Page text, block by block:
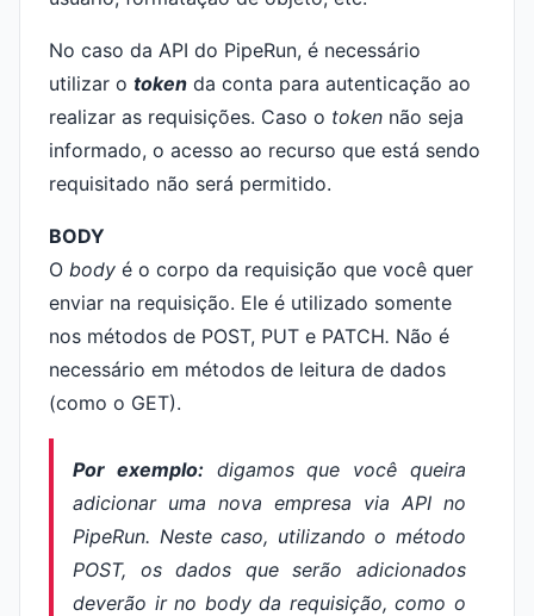
No caso da API do PipeRun, é necessário
utilizar o token da conta para autenticação ao
realizar as requisições. Caso o token não seja
informado, o acesso ao recurso que está sendo
requisitado não será permitido.
BODY
O body é o corpo da requisição que você quer
enviar na requisição. Ele é utilizado somente
nos métodos de POST, PUT e PATCH. Não é
necessário em métodos de leitura de dados
(como o GET).
Por exemplo:digamos que você queira
adicionar uma nova empresa via API no
PipeRun. Neste caso, utilizando o método
POST, os dados que serão adicionados
deverão ir no bodyda requisição, como o